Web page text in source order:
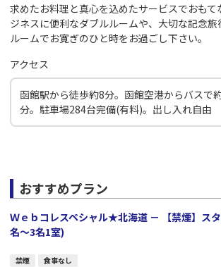
求めたお料理と真心を込めたサービスでおもて
ジネスに便利なダブルルームや、大切な記念
ルームでお寛ぎのひと時をお過ごし下さい。
アクセス
函館駅から徒歩約8分。函館空港からバスで
分。駐車場284台完備(有料)。出し入れ自由
おすすめプラン
Ｗｅｂコレスペシャル★北海道 － 【禁煙】ス
名～3名1室)
禁煙 食事なし